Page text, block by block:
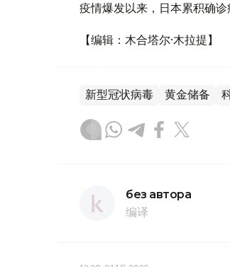
疫情爆发以来，日本累积确
【编辑：木合塔尔·木拉提】
新型冠状病毒 黄金储备
без автора
编译